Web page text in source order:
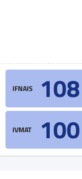
IFNAIS 108
IVMAT 100